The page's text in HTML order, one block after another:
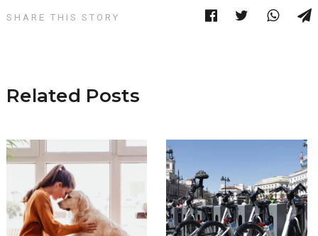
SHARE THIS STORY
Related Posts